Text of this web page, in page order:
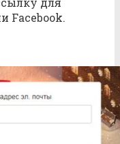
Facebook.